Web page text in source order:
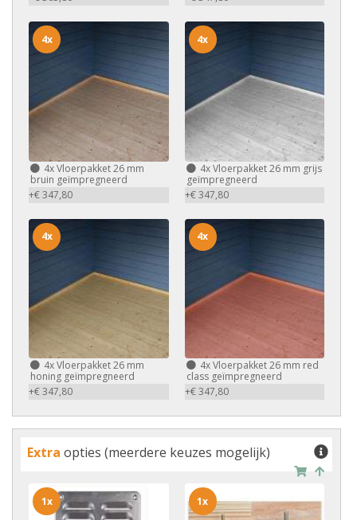
4xVloerpakket 26 mm
bruin geïmpregneerd
+€ 347,80
4x
4xVloerpakket 26 mm grijs
geïmpregneerd
+€ 347,80
4x
4xVloerpakket 26 mm
honing geïmpregneerd
+€ 347,80
4x
4xVloerpakket 26 mm red
class geïmpregneerd
+€ 347,80
4x
Extra opties (meerdere keuzes mogelijk)
1x 1x